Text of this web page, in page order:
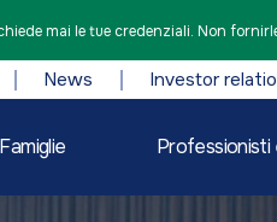
mai le tue credenziali. Non
News Investor
Professionisti